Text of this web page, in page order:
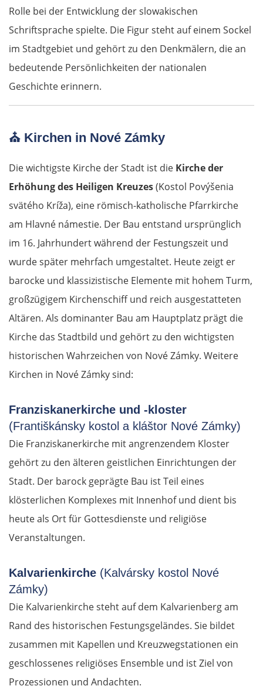
Rolle bei der Entwicklung der slowakischen
Schriftsprache spielte. Die Figur steht auf einem Sockel
im Stadtgebiet und gehört zu den Denkmälern, die an
bedeutende Persönlichkeiten der nationalen
Geschichte erinnern.
⛪ Kirchen in Nové Zámky
Die wichtigste Kirche der Stadt ist die Kirche der
Erhöhung des Heiligen Kreuzes(Kostol Povýšenia
svätého Kríža), eine römisch-katholische Pfarrkirche
am Hlavné námestie. Der Bau entstand ursprünglich
im 16. Jahrhundert während der Festungszeit und
wurde später mehrfach umgestaltet. Heute zeigt er
barocke und klassizistische Elemente mit hohem Turm,
großzügigem Kirchenschiff und reich ausgestatteten
Altären. Als dominanter Bau am Hauptplatz prägt die
Kirche das Stadtbild und gehört zu den wichtigsten
historischen Wahrzeichen von Nové Zámky. Weitere
Kirchen in Nové Zámky sind:
Franziskanerkirche und -kloster
(Františkánsky kostol a kláštor Nové Zámky)
Die Franziskanerkirche mit angrenzendem Kloster
gehört zu den älteren geistlichen Einrichtungen der
Stadt. Der barock geprägte Bau ist Teil eines
klösterlichen Komplexes mit Innenhof und dient bis
heute als Ort für Gottesdienste und religiöse
Veranstaltungen.
Kalvarienkirche (Kalvársky kostol Nové
Zámky)
Die Kalvarienkirche steht auf dem Kalvarienberg am
Rand des historischen Festungsgeländes. Sie bildet
zusammen mit Kapellen und Kreuzwegstationen ein
geschlossenes religiöses Ensemble und ist Ziel von
Prozessionen und Andachten.